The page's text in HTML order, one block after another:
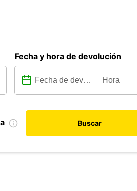
Fecha y hora de devolución
Buscar